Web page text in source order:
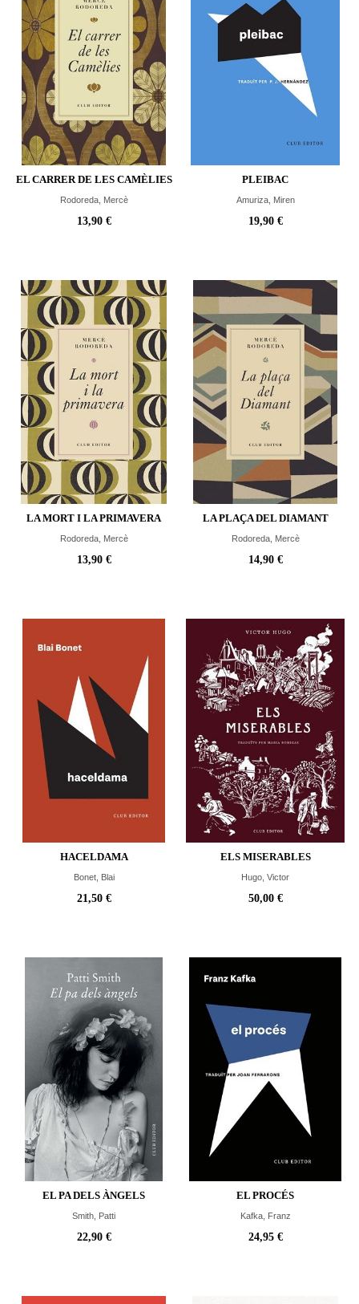
EL CARRER DE LES CAMÈLIES
Rodoreda, Mercè
13,90 €
PLEIBAC
Amuriza, Miren
19,90 €
LA MORT I LA PRIMAVERA
Rodoreda, Mercè
13,90 €
LA PLAÇA DEL DIAMANT
Rodoreda, Mercè
14,90 €
HACELDAMA
Bonet, Blai
21,50 €
ELS MISERABLES
Hugo, Victor
50,00 €
EL PA DELS ÀNGELS
Smith, Patti
22,90 €
EL PROCÉS
Kafka, Franz
24,95 €